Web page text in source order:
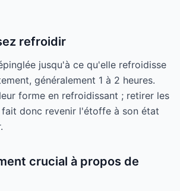
refroidir
jusqu'à ce qu'elle refroidisse
généralement 1 à 2 heures.
forme en refroidissant ; retirer les
donc revenir l'étoffe à son état
crucial à propos de